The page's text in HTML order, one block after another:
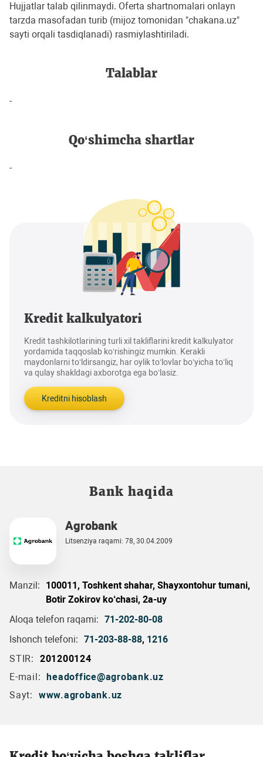
Hujjatlar talab qilinmaydi. Oferta shartnomalari onlayn
tarzda masofadan turib (mijoz tomonidan "chakana.uz"
sayti orqali tasdiqlanadi) rasmiylashtiriladi.
Talablar
-
Qo‘shimcha shartlar
-
Kredit kalkulyatori
Kredit tashkilotlarining turli xil takliflarini kredit kalkulyator
yordamida taqqoslab ko‘rishingiz mumkin. Kerakli
maydonlarni to‘ldirsangiz, har oylik to‘lovlar bo‘yicha to‘liq
va qulay shakldagi axborotga ega bo‘lasiz.
Kreditni hisoblash
Bank haqida
Agrobank
Litsenziya raqami: 78, 30.04.2009
Manzil:
100011, Toshkent shahar, Shayxontohur tumani,
Botir Zokirov ko‘chasi, 2a-uy
Aloqa telefon raqami: 71-202-80-08
Ishonch telefoni: 71-203-88-88, 1216
STIR:
201200124
E-mail: headoffice@agrobank.uz
Sayt:
www.agrobank.uz